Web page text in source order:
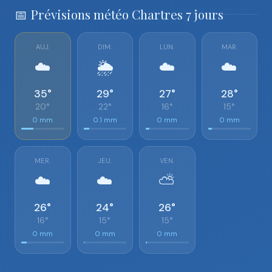
📅 Prévisions météo Chartres 7 jours
AUJ.
☁️
35°
20°
0 mm
DIM.
🌦️
29°
22°
0.1 mm
LUN.
☁️
27°
16°
0 mm
MAR.
☁️
28°
15°
0 mm
MER.
☁️
26°
16°
0 mm
JEU.
☁️
24°
15°
0 mm
VEN.
⛅
26°
15°
0 mm